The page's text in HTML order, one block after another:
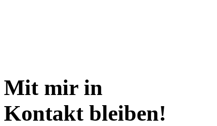
Mit mir in
Kontakt bleiben!